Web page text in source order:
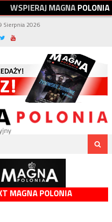
WSPIERAJMAGNAPOLONIA
Sierpnia 2026
MAGNA POLONIA